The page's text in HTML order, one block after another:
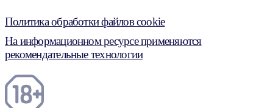
Политика обработки файлов cookie
На информационном ресурсе применяются
рекомендательные технологии